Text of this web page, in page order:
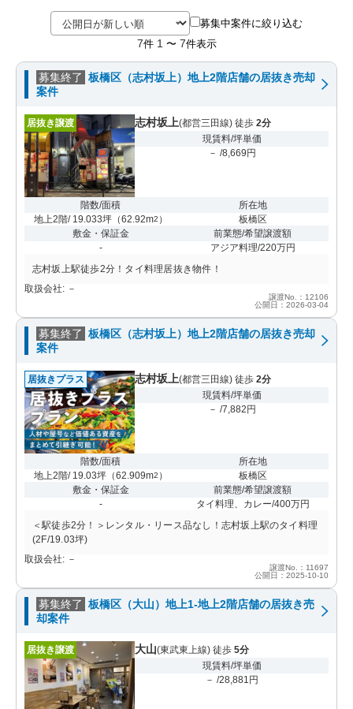
募集中案件に絞り込む
7件 1 〜 7件表示
募集終了 板橋区（志村坂上）地上2階店舗の居抜き売却
案件
居抜き譲渡 志村坂上(都営三田線) 徒歩 2分
現賃料/坪単価
－ /8,669円
階数/面積
地上2階/ 19.033坪（62.92m2 ）
所在地
板橋区
敷金・保証金
-
前業態/希望譲渡額
アジア料理/220万円
志村坂上駅徒歩2分！タイ料理居抜き物件！
取扱会社: －
譲渡No.：12106
公開日：2026-03-04
募集終了 板橋区（志村坂上）地上2階店舗の居抜き売却
案件
居抜きプラス 志村坂上(都営三田線) 徒歩 2分
現賃料/坪単価
－ /7,882円
階数/面積
地上2階/ 19.03坪（62.909m2 ）
所在地
板橋区
敷金・保証金
-
前業態/希望譲渡額
タイ料理、カレー/400万円
＜駅徒歩2分！＞レンタル・リース品なし！志村坂上駅のタイ料理
(2F/19.03坪)
取扱会社: －
譲渡No.：11697
公開日：2025-10-10
募集終了 板橋区（大山）地上1-地上2階店舗の居抜き売
却案件
居抜き譲渡 大山(東武東上線) 徒歩 5分
現賃料/坪単価
－ /28,881円